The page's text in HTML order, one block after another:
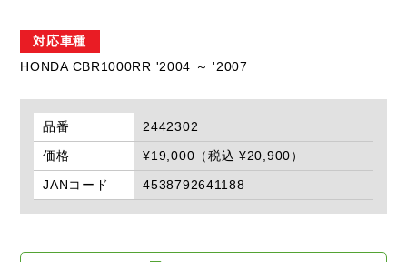
対応車種
HONDA CBR1000RR '2004 ～ '2007
品番
2442302
価格
¥19,000（税込 ¥20,900）
JANコード
4538792641188